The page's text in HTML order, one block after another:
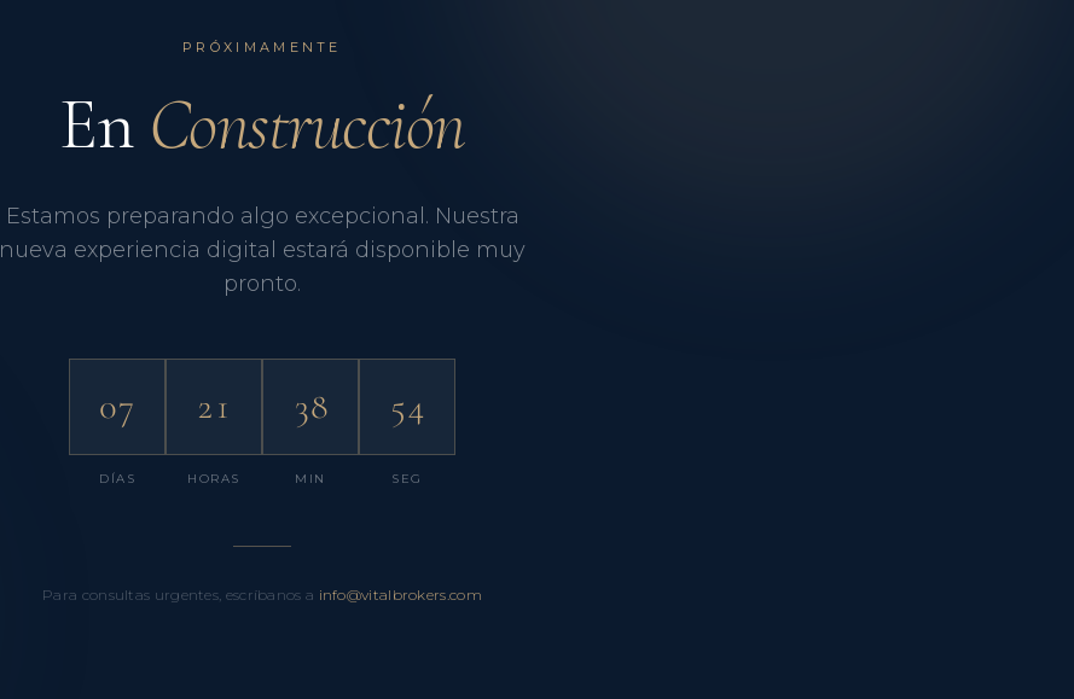
PRÓXIMAMENTE
En Construcción
Estamos preparando algo excepcional. Nuestra
nueva experiencia digital estará disponible muy
pronto.
07
DÍAS
21
HORAS
38
MIN
53
SEG
Para consultas urgentes, escríbanos a info@vitalbrokers.com